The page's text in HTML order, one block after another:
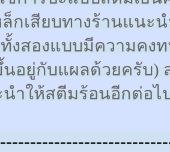
ล็กเสียบทางร้านแนะ
งสองแบบมีความคง
อยู่กับแผลด้วยครับ)
นำให้สตีมร้อนอีกต่อไ